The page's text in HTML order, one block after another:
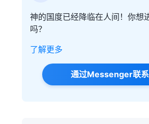
神的国度已经降临在人间！你想
吗？
了解更多
通过Messenger联